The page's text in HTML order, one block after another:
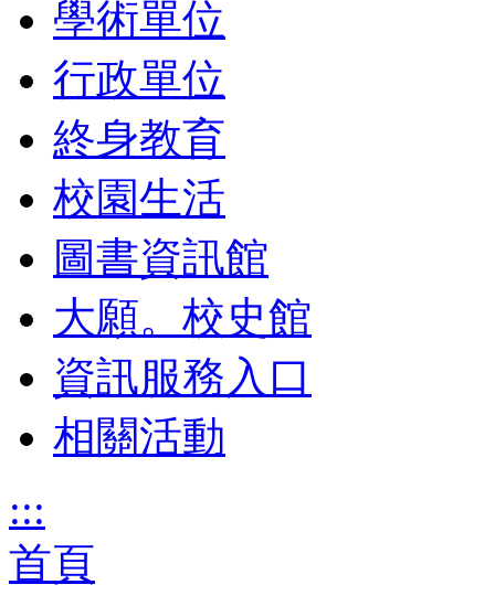
學術單位
行政單位
終身教育
校園生活
圖書資訊館
大願。校史館
資訊服務入口
相關活動
:::
首頁